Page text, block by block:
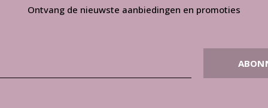
Ontvang de nieuwste aanbiedingen en promoties